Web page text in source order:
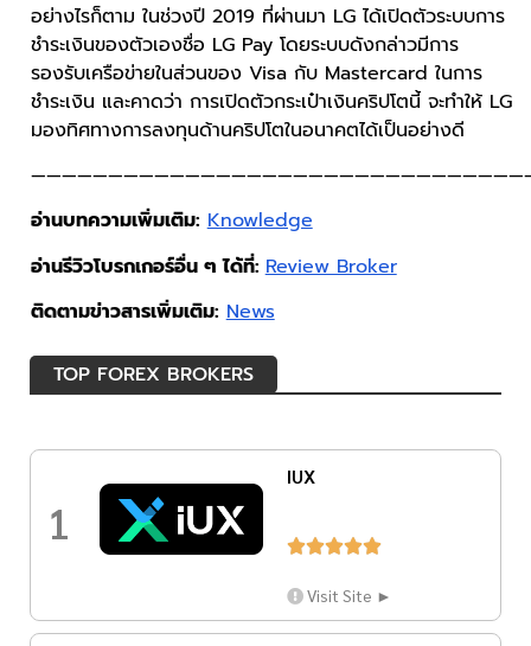
อย่างไรก็ตาม ในช่วงปี 2019 ที่ผ่านมา LG ได้เปิดตัวระบบการ
ชำระเงินของตัวเองชื่อ LG Pay โดยระบบดังกล่าวมีการ
รองรับเครือข่ายในส่วนของ Visa กับ Mastercard ในการ
ชำระเงิน และคาดว่า การเปิดตัวกระเป๋าเงินคริปโตนี้ จะทำให้ LG
มองทิศทางการลงทุนด้านคริปโตในอนาคตได้เป็นอย่างดี
อ่านบทความเพิ่มเติม: Knowledge
อ่านรีวิวโบรกเกอร์อื่น ๆ ได้ที่:Review Broker
ติดตามข่าวสารเพิ่มเติม: News
TOP FOREX BROKERS
1
IUX

Visit Site ►